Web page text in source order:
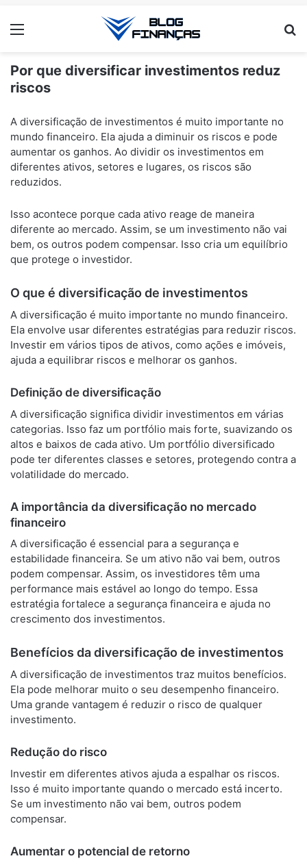
Menu
Por que diversificar investimentos reduz
riscos
A diversificação de investimentos é muito importante no
mundo financeiro. Ela ajuda a diminuir os riscos e pode
aumentar os ganhos. Ao dividir os investimentos em
diferentes ativos, setores e lugares, os riscos são
reduzidos.
Isso acontece porque cada ativo reage de maneira
diferente ao mercado. Assim, se um investimento não vai
bem, os outros podem compensar. Isso cria um equilíbrio
que protege o investidor.
O que é diversificação de investimentos
A diversificação é muito importante no mundo financeiro.
Ela envolve usar diferentes estratégias para reduzir riscos.
Investir em vários tipos de ativos, como ações e imóveis,
ajuda a equilibrar riscos e melhorar os ganhos.
Definição de diversificação
A diversificação significa dividir investimentos em várias
categorias. Isso faz um portfólio mais forte, suavizando os
altos e baixos de cada ativo. Um portfólio diversificado
pode ter diferentes classes e setores, protegendo contra a
volatilidade do mercado.
A importância da diversificação no mercado
financeiro
A diversificação é essencial para a segurança e
estabilidade financeira. Se um ativo não vai bem, outros
podem compensar. Assim, os investidores têm uma
performance mais estável ao longo do tempo. Essa
estratégia fortalece a segurança financeira e ajuda no
crescimento dos investimentos.
Benefícios da diversificação de investimentos
A diversificação de investimentos traz muitos benefícios.
Ela pode melhorar muito o seu desempenho financeiro.
Uma grande vantagem é reduzir o risco de qualquer
investimento.
Redução do risco
Investir em diferentes ativos ajuda a espalhar os riscos.
Isso é muito importante quando o mercado está incerto.
Se um investimento não vai bem, outros podem
compensar.
Aumentar o potencial de retorno